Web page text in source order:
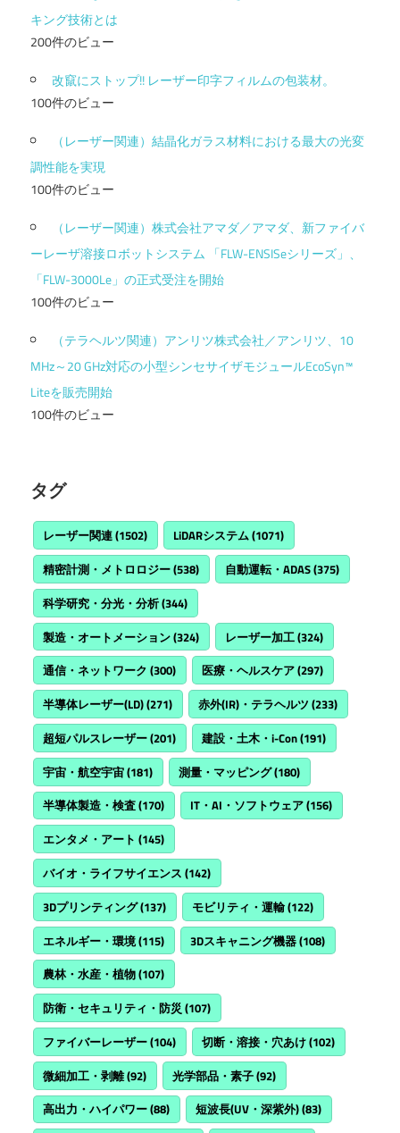
キング技術とは
200件のビュー
改竄にストップ!! レーザー印字フィルムの包装材。
100件のビュー
（レーザー関連）結晶化ガラス材料における最大の光変
調性能を実現
100件のビュー
（レーザー関連）株式会社アマダ／アマダ、新ファイバ
ーレーザ溶接ロボットシステム 「FLW-ENSISeシリーズ」、
「FLW-3000Le」の正式受注を開始
100件のビュー
（テラヘルツ関連）アンリツ株式会社／アンリツ、10
MHz～20 GHz対応の小型シンセサイザモジュールEcoSyn™
Liteを販売開始
100件のビュー
タグ
レーザー関連(1502) LiDARシステム(1071)
精密計測・メトロロジー(538) 自動運転・ADAS(375)
科学研究・分光・分析(344)
製造・オートメーション(324) レーザー加工(324)
通信・ネットワーク (300) 医療・ヘルスケア(297)
半導体レーザー(LD)(271) 赤外(IR)・テラヘルツ (233)
超短パルスレーザー(201) 建設・土木・i-Con(191)
宇宙・航空宇宙(181) 測量・マッピング(180)
半導体製造・検査(170) IT・AI・ソフトウェア(156)
エンタメ・アート (145)
バイオ・ライフサイエンス (142)
3Dプリンティング(137) モビリティ・運輸(122)
エネルギー・環境(115) 3Dスキャニング機器(108)
農林・水産・植物(107)
防衛・セキュリティ・防災(107)
ファイバーレーザー(104) 切断・溶接・穴あけ(102)
微細加工・剥離(92) 光学部品・素子(92)
高出力・ハイパワー(88) 短波長(UV・深紫外)(83)